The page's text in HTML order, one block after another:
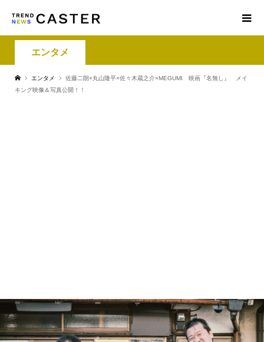
エンタメ
エンタメ
佐藤二朗×丸山隆平×佐々木蔵之介×MEGUMI 映画『名無し』 メイ
キング映像＆写真公開！！